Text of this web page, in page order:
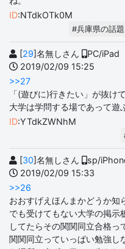
ID:NTdkOTk0M
#兵庫県の話題
[29]名無しさん
PC/iPad
2019/02/09 15:25
>>27
「(遊びに)行きたい」が抜け
大学は学問する場であって遊
ID:YTdkZWNhM
[30]名無しさん
sp/
2019/02/09 15:33
>>26
おおすげえほんまかどうか
でも受けてもない大学の掲示
してたらその関関同立合格
関関同立っていっぱい勉強し